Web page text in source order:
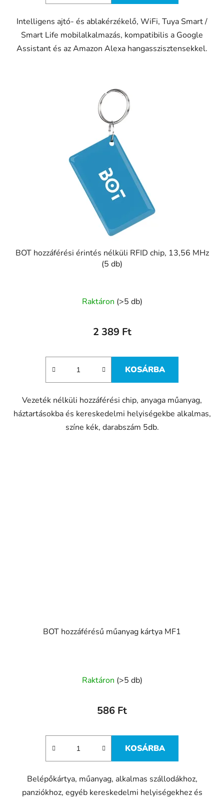
Intelligens ajtó- és ablakérzékelő, WiFi, Tuya Smart /
Smart Life mobilalkalmazás, kompatibilis a Google
Assistant és az Amazon Alexa hangasszisztensekkel.
BOT hozzáférési érintés nélküli RFID chip, 13,56 MHz
(5 db)
Raktáron (>5 db)
2 389 Ft
KOSÁRBA
Vezeték nélküli hozzáférési chip, anyaga műanyag,
háztartásokba és kereskedelmi helyiségekbe alkalmas,
színe kék, darabszám 5db.
BOT hozzáférésű műanyag kártya MF1
Raktáron (>5 db)
586 Ft
KOSÁRBA
Belépőkártya, műanyag, alkalmas szállodákhoz,
panziókhoz, egyéb kereskedelmi helyiségekhez és